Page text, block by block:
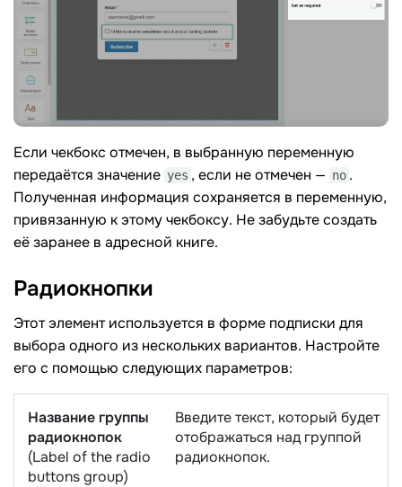
Если чекбокс отмечен, в выбранную переменную
передаётся значение yes , если не отмечен — no .
Полученная информация сохраняется в переменную,
привязанную к этому чекбоксу. Не забудьте создать
её заранее в адресной книге.
Радиокнопки
Этот элемент используется в форме подписки для
выбора одного из нескольких вариантов. Настройте
его с помощью следующих параметров:
Название группы
радиокнопок
(Label of the radio
buttons group)
Введите текст, который будет
отображаться над группой
радиокнопок.